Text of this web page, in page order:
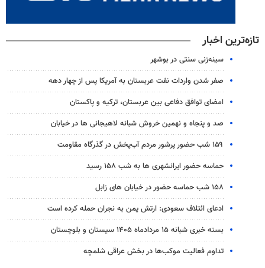
تازه‌ترین اخبار
سینه‌زنی سنتی در بوشهر
صفر شدن واردات نفت عربستان به آمریکا پس از چهار دهه
امضای توافق دفاعی بین عربستان، ترکیه و پاکستان
صد و پنجاه و نهمین خروش شبانه لاهیجانی ها در خیابان
۱۵۹ شب حضور پرشور مردم آب‌پخش در گذرگاه مقاومت
حماسه حضور ایرانشهری ها به شب ۱۵۸ رسید
۱۵۸ شب حماسه حضور در خیابان های زابل
ادعای ائتلاف سعودی: ارتش یمن به نجران حمله کرده است
بسته خبری شبانه ۱۵ مردادماه ۱۴۰۵ سیستان و بلوچستان
تداوم فعالیت موکب‌ها در بخش عراقی شلمچه